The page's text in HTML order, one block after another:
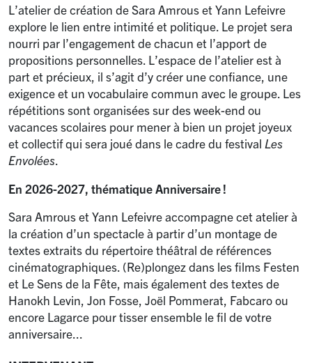
L’atelier de création de Sara Amrous et Yann Lefeivre
explore le lien entre intimité et politique. Le projet sera
nourri par l’engagement de chacun et l’apport de
propositions personnelles. L’espace de l’atelier est à
part et précieux, il s’agit d’y créer une confiance, une
exigence et un vocabulaire commun avec le groupe. Les
répétitions sont organisées sur des week-end ou
vacances scolaires pour mener à bien un projet joyeux
et collectif qui sera joué dans le cadre du festival Les
Envolées
En 2026-2027, thématique Anniversaire!
Sara Amrous et Yann Lefeivre accompagne cet atelier à
la création d’un spectacle à partir d’un montage de
textes extraits du répertoire théâtral de références
cinématographiques. (Re)plongez dans les films Festen
et Le Sens de la Fête, mais également des textes de
Hanokh Levin, Jon Fosse, Joël Pommerat, Fabcaro ou
encore Lagarce pour tisser ensemble le fil de votre
anniversaire...